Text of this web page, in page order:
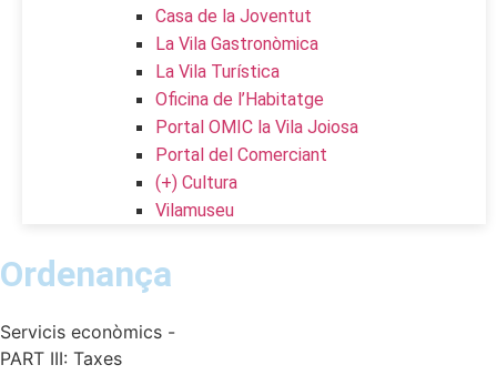
Casa de la Joventut
La Vila Gastronòmica
La Vila Turística
Oficina de l’Habitatge
Portal OMIC la Vila Joiosa
Portal del Comerciant
(+) Cultura
Vilamuseu
Ordenança
Servicis econòmics -
PART III: Taxes